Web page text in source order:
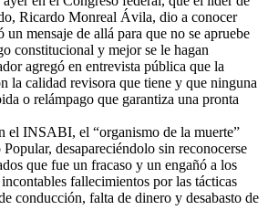
Ricardo Monreal Ávila, dio a conocer
un mensaje de allá para que no se apruebe
constitucional y mejor se le hagan
agregó en entrevista pública que la
la calidad revisora que tiene y que ninguna
o relámpago que garantiza una pronta
el INSABI, el “organismo de la muerte”
desapareciéndolo sin reconocerse
que fue un fracaso y un engañó a los
fallecimientos por las tácticas
conducción, falta de dinero y desabasto de